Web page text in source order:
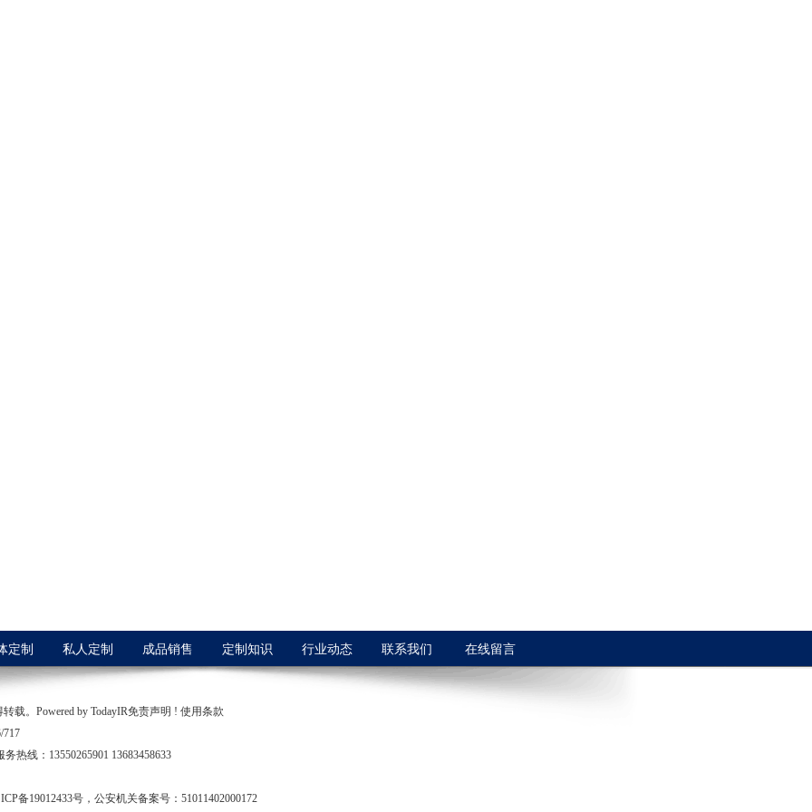
定制 私人定制 成品销售 定制知识 行业动态 联系我们 在线留言
载。Powered by TodayIR免责声明 ! 使用条款
717
热线：13550265901 13683458633
备19012433号，公安机关备案号：51011402000172